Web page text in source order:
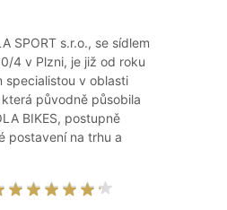
SPORT s.r.o., se sídlem
4 v Plzni, je již od roku
specialistou v oblasti
původně působila
BIKES, postupně
postavení na trhu a